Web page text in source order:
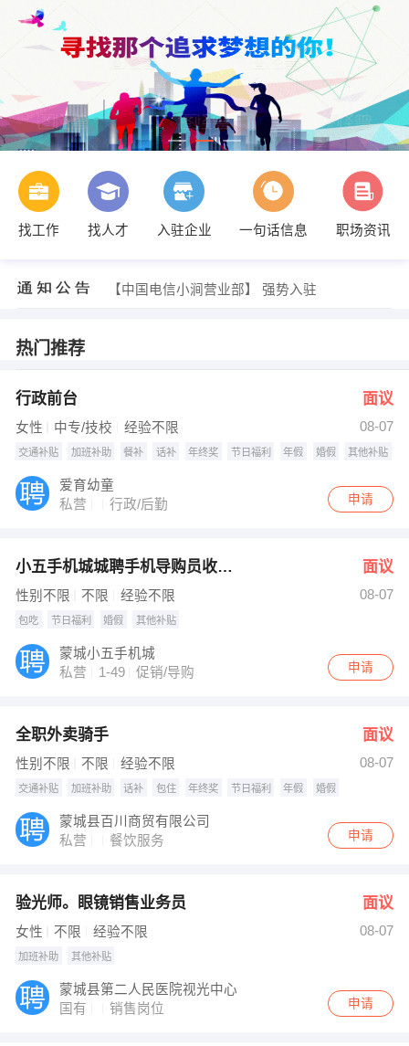
找工作 找人才 入驻企业 一句话信息 职场资讯
发布 [木工 ] 招聘信息
【蒙城县新思艺广告传媒有限公司】 强势入驻
【安徽耕冠生物工程有限公司】 强势入驻
热门推荐
行政前台 面议
女性 中专/技校 经验不限 08-07
交通补贴 加班补助 餐补 话补 年终奖 节日福利 年假 婚假 其他补贴
爱育幼童
私营
行政/后勤 申请
小五手机城城聘手机导购员收银员 面议
性别不限 不限 经验不限 08-07
包吃 节日福利 婚假 其他补贴
蒙城小五手机城
私营
1-49 促销/导购 申请
全职外卖骑手 面议
性别不限 不限 经验不限 08-07
交通补贴 加班补助 话补 包住 年终奖 节日福利 年假 婚假
蒙城县百川商贸有限公司
私营
餐饮服务 申请
验光师。眼镜销售业务员 面议
女性 不限 经验不限 08-07
加班补助 其他补贴
蒙城县第二人民医院视光中心
国有
销售岗位 申请